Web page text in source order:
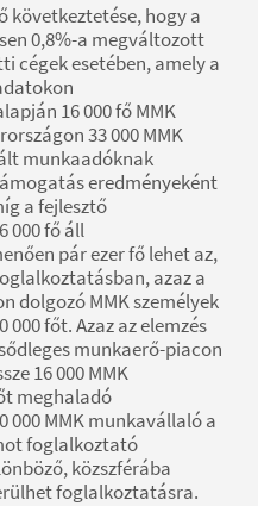
következtetése, hogy a
0,8%-a megváltozott
cégek esetében, amely a
16 000 fő MMK
33 000 MMK
munkaadóknak
eredményeként
a fejlesztő
000 fő áll
pár ezer fő lehet az,
azaz a
dolgozó MMK személyek
főt. Azaz az elemzés
munkaerő-piacon
16 000 MMK
meghaladó
000 MMK munkavállaló a
foglalkoztató
közszférába
foglalkoztatásra.